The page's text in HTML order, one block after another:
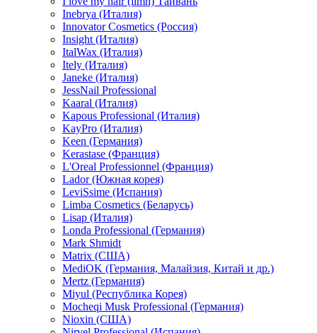
Inebrya (Италия)
Innovator Cosmetics (Россия)
Insight (Италия)
ItalWax (Италия)
Itely (Италия)
Janeke (Италия)
JessNail Professional
Kaaral (Италия)
Kapous Professional (Италия)
KayPro (Италия)
Keen (Германия)
Kerastase (Франция)
L'Oreal Professionnel (Франция)
Lador (Южная корея)
LeviSsime (Испания)
Limba Cosmetics (Беларусь)
Lisap (Италия)
Londa Professional (Германия)
Mark Shmidt
Matrix (США)
MediOK (Германия, Малайзия, Китай и др.)
Mertz (Германия)
Miyul (Республика Корея)
Mocheqi Musk Professional (Германия)
Nioxin (США)